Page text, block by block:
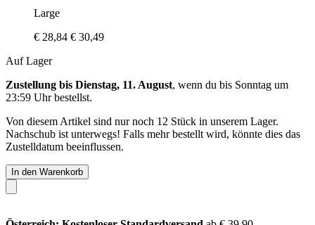
Large
€ 28,84 € 30,49
Auf Lager
Zustellung bis Dienstag, 11. August, wenn du bis Sonntag um
23:59 Uhrbestellst.
Von diesem Artikel sind nur noch 12 Stück in unserem Lager.
Nachschub ist unterwegs! Falls mehr bestellt wird, könnte dies das
Zustelldatum beeinflussen.
In den Warenkorb